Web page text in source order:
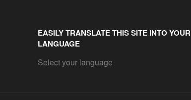
EASILY TRANSLATE THIS SITE INTO YOUR
LANGUAGE
Select your language